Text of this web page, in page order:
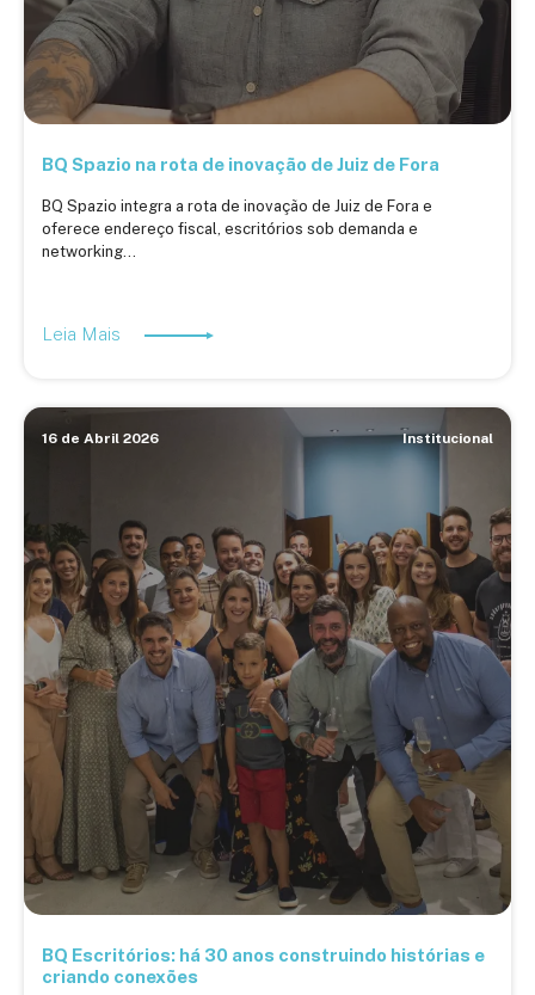
BQ Spazio na rota de inovação de Juiz de Fora
BQ Spazio integra a rota de inovação de Juiz de Fora e
oferece endereço fiscal, escritórios sob demanda e
networking...
Leia Mais
16 de Abril 2026 Institucional
BQ Escritórios: há 30 anos construindo histórias e
criando conexões